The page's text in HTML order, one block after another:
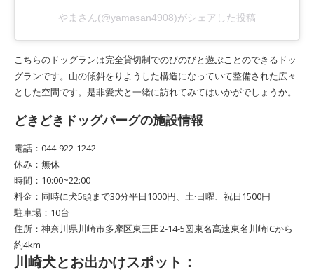
やまさん(@yamasan4908)がシェアした投稿
こちらのドッグランは完全貸切制でのびのびと遊ぶことのできるドッ
グランです。山の傾斜をりようした構造になっていて整備された広々
とした空間です。是非愛犬と一緒に訪れてみてはいかがでしょうか。
どきどきドッグパーグの施設情報
電話：044-922-1242
休み：無休
時間：10:00~22:00
料金：同時に犬5頭まで30分平日1000円、土·日曜、祝日1500円
駐車場：10台
住所：神奈川県川崎市多摩区東三田2-14-5図東名高速東名川崎ICから
約4km
川崎犬とお出かけスポット：